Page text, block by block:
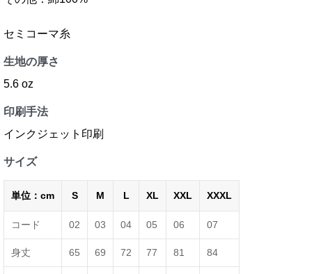
セミコーマ糸
生地の厚さ
5.6 oz
印刷手法
インクジェット印刷
サイズ
単位：cm S M L XL XXL XXXL
コード 02 03 04 05 06 07
身丈 65 69 72 77 81 84